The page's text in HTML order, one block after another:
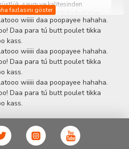
saygı ve kalitesinden
sağlık ve güzellik ile ilgili tüm
Yetkin ve uzman kadrosu ile
taksit seçenekleriyle karşılıyor.
sitemizde insan odaklı çalışma
yaşamlarında mutlu, sağlıklı ve
ve güzellik danışmanlığı
sitemiz Erotik Shop sektöründeki
takip etmesi, yaklaşık
ile Türkiye'de bu sektörde
gurubuna sahip ender
memnuniyetini her zaman ön
servislerin geliştirilmesi
Cinsel Ürün hayatında lider
wiiiii daa poopayee hahaha.
Daa para tú butt poulet tikka
kass.
wiiiii daa poopayee hahaha.
Daa para tú butt poulet tikka
kass.
wiiiii daa poopayee hahaha.
Daa para tú butt poulet tikka
kass.